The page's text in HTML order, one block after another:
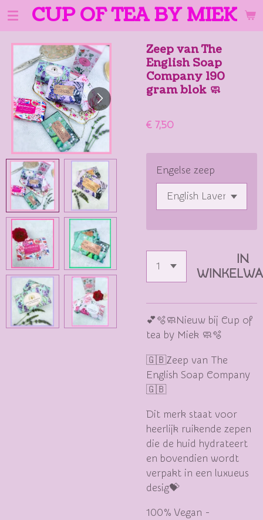
Ga
naar
hoofdinhoud
CUP OF TEA BY MIEK
Zeep van The
English Soap
Company 190
gram blok 🧼
€ 7,50
Engelse zeep
IN
💕🫧🧼Nieuw bij Cup of
tea by Miek 🧼🫧
🇬🇧Zeep van The
English Soap Company
🇬🇧
Dit merk staat voor
heerlijk ruikende zepen
die de huid hydrateert
en bovendien wordt
verpakt in een luxueus
desig💝
100% Vegan -